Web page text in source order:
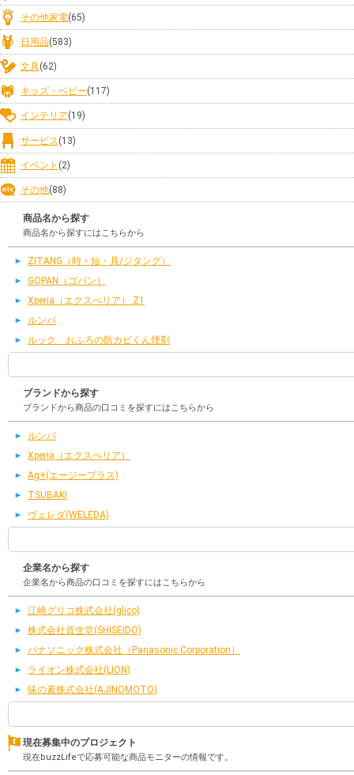
その他家電(65)
日用品(583)
文具(62)
キッズ・ベビー(117)
インテリア(19)
サービス (13)
イベント (2)
その他(88)
商品名から探す
商品名から探すにはこちらから
ZITANG（時・短・具/ジタング）
GOPAN（ゴパン）
Xperia（エクスぺリア） Z1
ルンバ
ルック おふろの防カビくん煙剤
ブランドから探す
ブランドから商品の口コミを探すにはこちらから
ルンバ
Xperia（エクスぺリア）
Ag+(エージープラス)
TSUBAKI
ヴェレダ(WELEDA)
企業名から探す
企業名から商品の口コミを探すにはこちらから
江崎グリコ株式会社(glico)
株式会社資生堂(SHISEIDO)
パナソニック株式会社（Panasonic Corporation）
ライオン株式会社(LION)
味の素株式会社(AJINOMOTO)
現在募集中のプロジェクト
現在buzzLifeで応募可能な商品モニターの情報です。